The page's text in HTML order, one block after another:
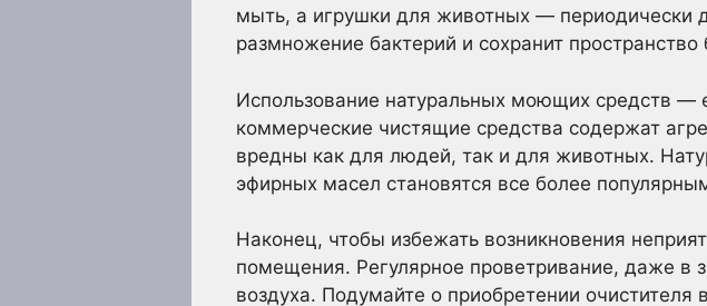
мыть, а игрушки для животных — периодически
размножение бактерий и сохранит
Использование натуральных моющих средств
коммерческие чистящие средства содержат
вредны как для людей, так и для животных.
эфирных масел становятся все более
Наконец, чтобы избежать возникновения
помещения. Регулярное проветривание, даже
воздуха. Подумайте о приобретении очистителя